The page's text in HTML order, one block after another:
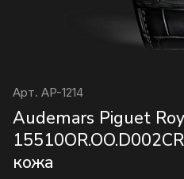
Арт. AP-1214
Audemars Piguet
кожа